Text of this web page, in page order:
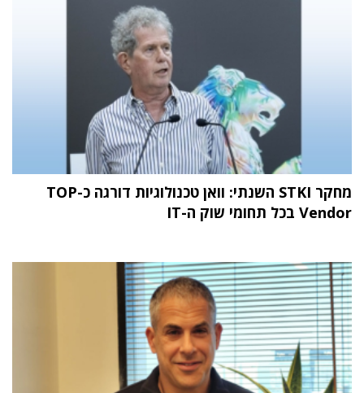
מחקר STKI השנתי: וואן טכנולוגיות דורגה כ-TOP
Vendor בכל תחומי שוק ה-IT